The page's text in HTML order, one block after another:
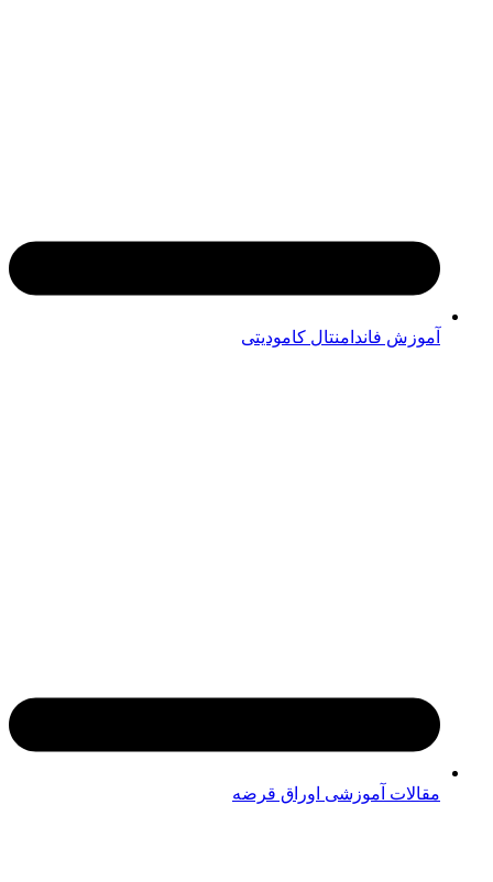
آموزش فاندامنتال کامودیتی
مقالات آموزشی اوراق قرضه